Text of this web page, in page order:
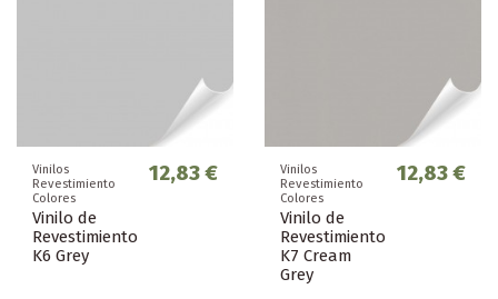
Vinilos
Revestimiento
Colores
Vinilo de
Revestimiento
K6 Grey
12,83 €
Vinilos
Revestimiento
Colores
Vinilo de
Revestimiento
K7 Cream
Grey
12,83 €